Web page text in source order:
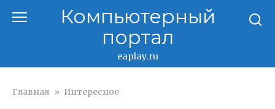
Компьютерный
портал
eaplay.ru
Главная » Интересное